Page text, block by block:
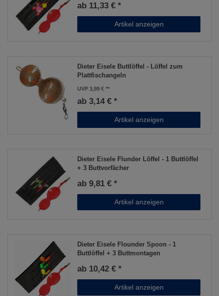
ab 11,33 € *
Artikel anzeigen
Dieter Eisele Buttlöffel - Löffel zum
Plattfischangeln
UVP 3,99 €
ab 3,14 € *
Artikel anzeigen
Dieter Eisele Flunder Löffel - 1 Buttlöffel
+ 3 Buttvorfächer
ab 9,81 € *
Artikel anzeigen
Dieter Eisele Flounder Spoon - 1
Buttlöffel + 3 Buttmontagen
ab 10,42 € *
Artikel anzeigen